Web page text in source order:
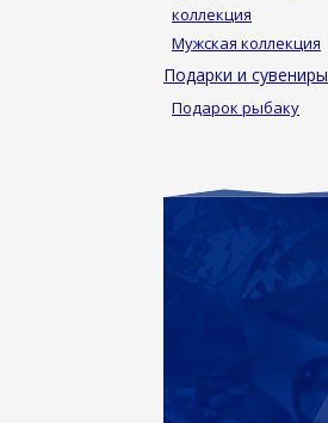
коллекция
Мужская коллекция
Подарки и сувениры
Подарок рыбаку